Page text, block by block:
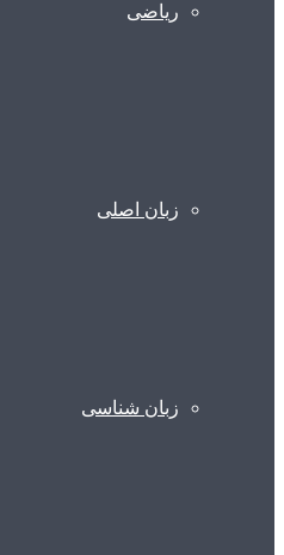
ریاضی
زبان اصلی
زبان شناسی